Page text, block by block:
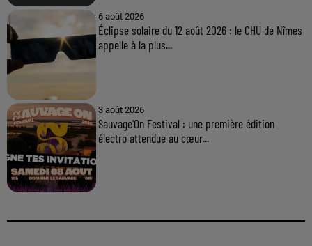
6 août 2026
Éclipse solaire du 12 août 2026 : le CHU de Nîmes
appelle à la plus...
3 août 2026
Sauvage'On Festival : une première édition
électro attendue au cœur...